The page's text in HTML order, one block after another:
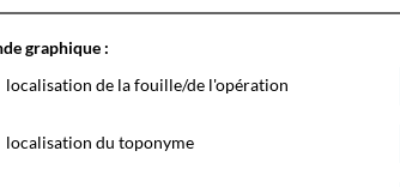
graphique :
localisation de la fouille/de l'opération
localisation du toponyme